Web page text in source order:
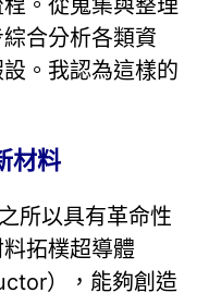
。從蒐集與整理
合分析各類資
。我認為這樣的
材料
所以具有革命性
拓樸超導體
），能夠創造